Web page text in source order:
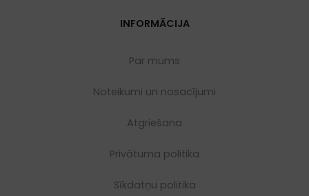
INFORMĀCIJA
Par mums
Noteikumi un nosacījumi
Atgriešana
Privātuma politika
Sīkdatņu politika